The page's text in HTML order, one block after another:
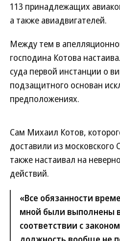
113 принадлежащих
а также авиадвигателей.
Между тем в
господина Котова
суда первой инстанции о
подзащитного основан
предположениях.
Сам Михаил Котов,
доставили из
также настаивал на
действий.
«Все обязанности
мной были выполнены
соответствии с